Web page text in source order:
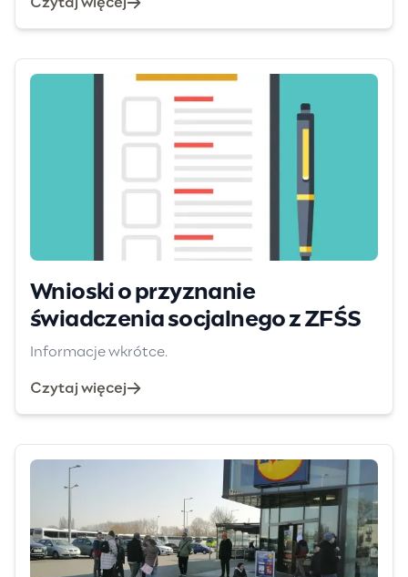
Wnioski o przyznanie
świadczenia socjalnego z ZFŚS
Informacje wkrótce.
Czytaj więcej